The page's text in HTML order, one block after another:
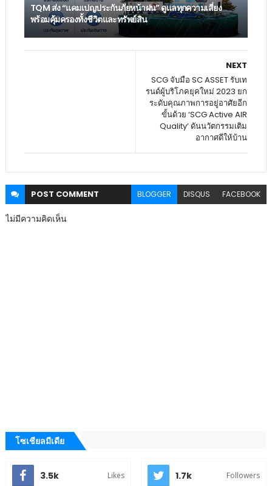
TQM ส่ง “แคมเปญประกันภัยหน้าฝน” ดูแลทุกความเสี่ยง
พร้อมคุ้มครองทั้งชีวิตและทรัพย์สิน
NEXT
SCG จับมือ SC ASSET รับเท
รนด์ผู้บริโภคยุคใหม่ 2023 ยก
ระดับคุณภาพการอยู่อาศัยอีก
ขั้นด้วย ‘SCG Active AIR
Quality’ ดันนวัตกรรมเติม
อากาศดีให้บ้าน
POST COMMENT BLOGGER DISQUS FACEBOOK
ไม่มีความคิดเห็น
โซเชียลมีเดีย
3.5k Likes 1.7k Followers